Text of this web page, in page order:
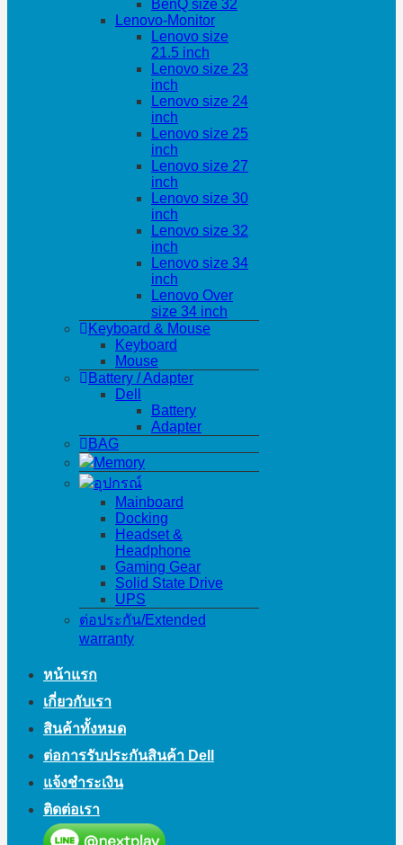
BenQ size 32
Lenovo-Monitor
Lenovo size
21.5 inch
Lenovo size 23
inch
Lenovo size 24
inch
Lenovo size 25
inch
Lenovo size 27
inch
Lenovo size 30
inch
Lenovo size 32
inch
Lenovo size 34
inch
Lenovo Over
size 34 inch
Keyboard & Mouse
Keyboard
Mouse
Battery / Adapter
Dell
Battery
Adapter
BAG
Memory
อุปกรณ์
Mainboard
Docking
Headset &
Headphone
Gaming Gear
Solid State Drive
UPS
ต่อประกัน/Extended
warranty
หน้าแรก
เกี่ยวกับเรา
สินค้าทั้งหมด
ต่อการรับประกันสินค้า Dell
แจ้งชำระเงิน
ติดต่อเรา